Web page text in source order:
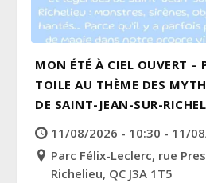
MON ÉTÉ À CIEL OUVERT –
TOILE AU THÈME DES
DE SAINT-JEAN-SUR-
11/08/2026 - 10:30 - 11/
Parc Félix-Leclerc, rue
Richelieu, QC J3A 1T5